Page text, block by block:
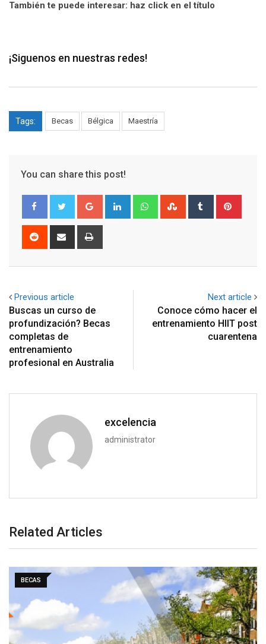
También te puede interesar: haz click en el título
¡Siguenos en nuestras redes!
Tags: Becas Bélgica Maestría
You can share this post!
Google+ LinkedIn WhatsappStumbleUpon
Tumblr
Reddit
Share
Previous article
Buscas un curso de
profundización? Becas
completas de
entrenamiento
profesional en Australia
Next article
Conoce cómo hacer el
entrenamiento HIIT post
cuarentena
excelencia
administrator
Related Articles
BECAS